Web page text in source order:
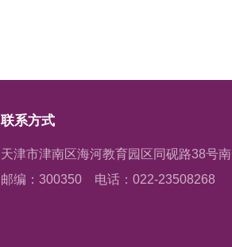
联系方式
天津市津南区海河教育园区同砚路38号
邮编：300350
电话：022-23508268